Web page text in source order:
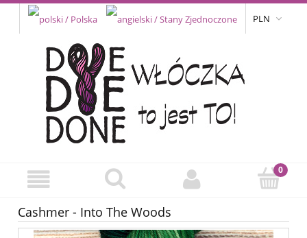
PLN
Cashmer - Into The Woods